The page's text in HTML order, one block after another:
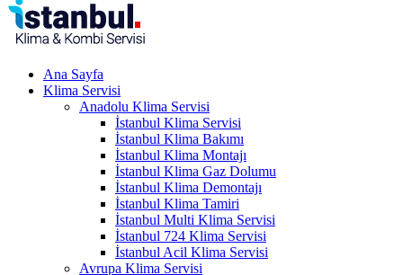
Ana Sayfa
Klima Servisi
Anadolu Klima Servisi
İstanbul Klima Servisi
İstanbul Klima Bakımı
İstanbul Klima Montajı
İstanbul Klima Gaz Dolumu
İstanbul Klima Demontajı
İstanbul Klima Tamiri
İstanbul Multi Klima Servisi
İstanbul 724 Klima Servisi
İstanbul Acil Klima Servisi
Avrupa Klima Servisi